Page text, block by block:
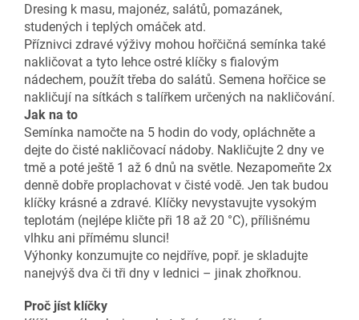
Dresing k masu, majonéz, salátů, pomazánek,
studených i teplých omáček atd.
Příznivci zdravé výživy mohou hořčičná semínka také
nakličovat a tyto lehce ostré klíčky s fialovým
nádechem, použít třeba do salátů. Semena hořčice se
nakličují na sítkách s talířkem určených na nakličování.
Jak na to
Semínka namočte na 5 hodin do vody, opláchněte a
dejte do čisté nakličovací nádoby. Nakličujte 2 dny ve
tmě a poté ještě 1 až 6 dnů na světle. Nezapomeňte 2x
denně dobře proplachovat v čisté vodě. Jen tak budou
klíčky krásné a zdravé. Klíčky nevystavujte vysokým
teplotám (nejlépe kličte při 18 až 20 °C), přílišnému
vlhku ani přímému slunci!
Výhonky konzumujte co nejdříve, popř. je skladujte
nanejvýš dva či tři dny v lednici – jinak zhořknou.
Proč jíst klíčky